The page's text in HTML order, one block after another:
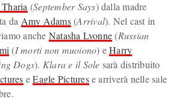
(September Says) dalla madre
da Amy Adams(Arrival). Nel cast in
anche Natasha Lyonne(Russian
(I morti non muoiono) eHarry
Dogs). Klara e il Sole sarà distribuito
eEagle Picturese arriverà nelle sale